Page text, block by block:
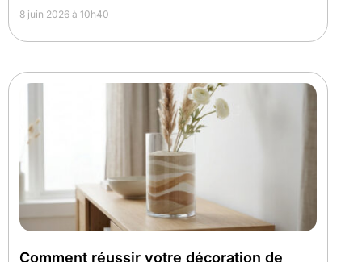
8 juin 2026 à 10h40
Comment réussir votre décoration de